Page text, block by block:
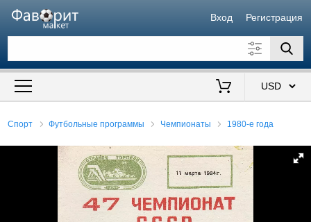
Вход Регистрация
Искать также в описании
Спорт Футбольные программы Чемпионаты 1980-е года